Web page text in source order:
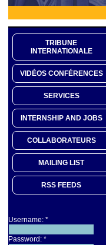
TRIBUNE
INTERNATIONALE
VIDÉOS CONFÉRENCES
SERVICES
INTERNSHIP AND JOBS
COLLABORATEURS
MAILING LIST
RSS FEEDS
Username: *
Password: *